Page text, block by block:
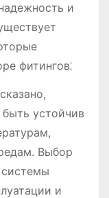
и
фитингов⁚
устойчив
Выбор
системы
и